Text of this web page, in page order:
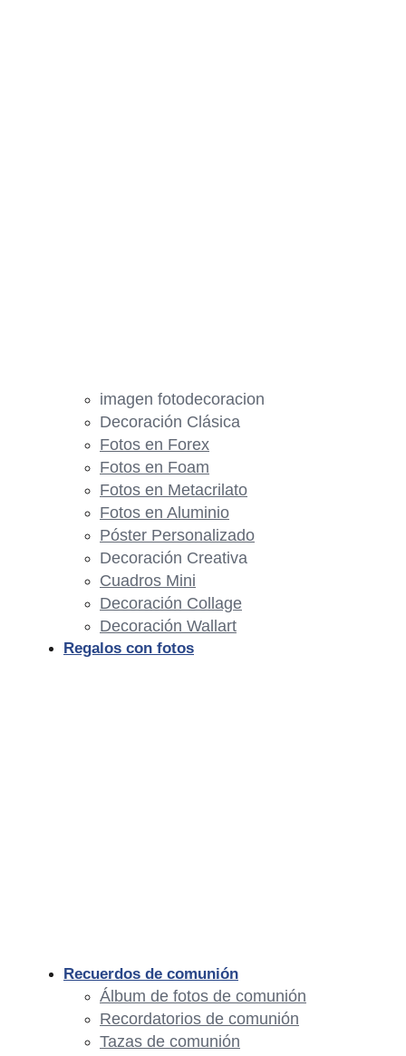
imagen fotodecoracion
Decoración Clásica
Fotos en Forex
Fotos en Foam
Fotos en Metacrilato
Fotos en Aluminio
Póster Personalizado
Decoración Creativa
Cuadros Mini
Decoración Collage
Decoración Wallart
Regalos con fotos
Recuerdos de comunión
Álbum de fotos de comunión
Recordatorios de comunión
Tazas de comunión